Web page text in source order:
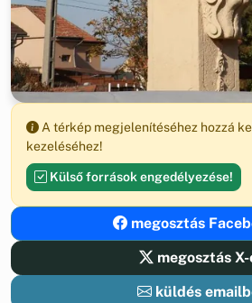
A térkép megjelenítéséhez hozzá
kezeléséhez!
Külső források engedélyezése!
megosztás
megosztás X-
küldés